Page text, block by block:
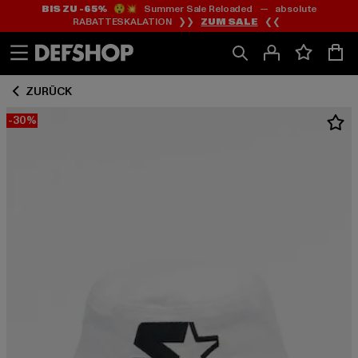
Zum
Inhalt
springen
Zum
Fußzeile
springen
BIS ZU -65%😲💥 Summer Sale Reloaded — absolute
RABATTESKALATION ❯❯ ZUM SALE ❮❮
ZURÜCK
-30%